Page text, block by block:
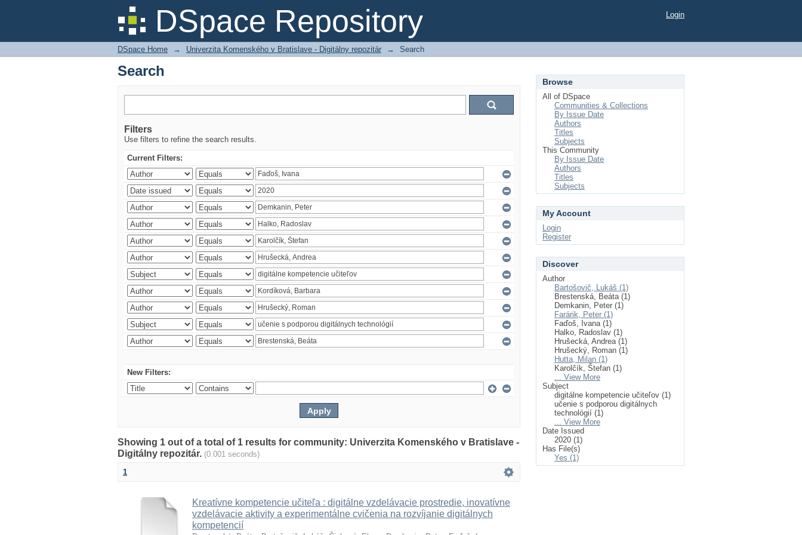
DSpace Repository
Search Login
DSpace Home → Univerzita Komenského v Bratislave - Digitálny repozitár → Search
Search
Filters
Use filters to refine the search results.
Current Filters:
New Filters:
Showing 1 out of a total of 1 results for community: Univerzita Komenského v Bratislave -
Digitálny repozitár. (0.001 seconds)
1
Kreatívne kompetencie učiteľa : digitálne vzdelávacie prostredie, inovatívne
vzdelávacie aktivity a experimentálne cvičenia na rozvíjanie digitálnych
kompetencií
Browse
All of DSpace
Communities & Collections
By Issue Date
Authors
Titles
Subjects
This Community
By Issue Date
Authors
Titles
Subjects
My Account
Login
Register
Discover
Author
Bartošovič, Lukáš (1)
Brestenská, Beáta (1)
Demkanin, Peter (1)
Farárik, Peter (1)
Faďoš, Ivana (1)
Halko, Radoslav (1)
Hrušecká, Andrea (1)
Hrušecký, Roman (1)
Hutta, Milan (1)
Karolčík, Štefan (1)
... View More
Subject
digitálne kompetencie učiteľov (1)
učenie s podporou digitálnych
technológií (1)
... View More
Date Issued
2020 (1)
Has File(s)
Yes (1)